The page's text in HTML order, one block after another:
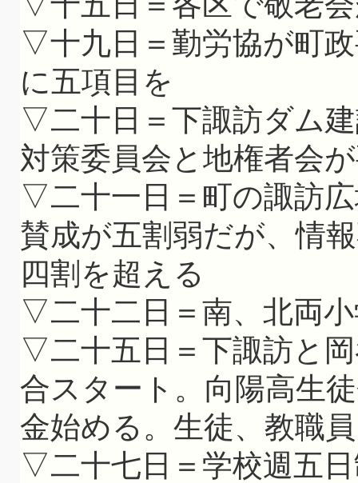
▽十九日＝勤労協が町
に五項目を
▽二十日＝下諏訪ダム
対策委員会と地権者会
▽二十一日＝町の諏訪
賛成が五割弱だが、情
四割を超える
▽二十二日＝南、北両
▽二十五日＝下諏訪と
合スタート。向陽高生
金始める。生徒、教職
▽二十七日＝学校週五